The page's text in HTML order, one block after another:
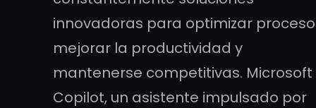
innovadoras para optimizar
mejorar la productividad y
mantenerse competitivas. Microsoft
Copilot, un asistente impulsado por